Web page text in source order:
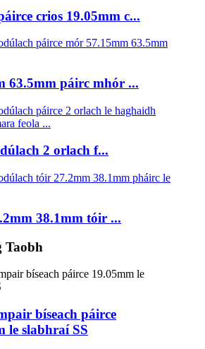
crios 19.05mm c...
63.5mm páirc mhór ...
2 orlach f...
38.1mm tóir ...
Taobh
bíseach páirce
le slabhraí SS